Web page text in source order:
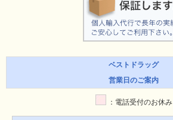
ベストドラッグ
営業日のご案内
：電話受付のお休み